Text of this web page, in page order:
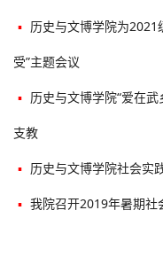
▪ 历史与文博学院为2021
受”主题会议
▪ 历史与文博学院“爱在
支教
▪ 历史与文博学院社会实
▪ 我院召开2019年暑期社